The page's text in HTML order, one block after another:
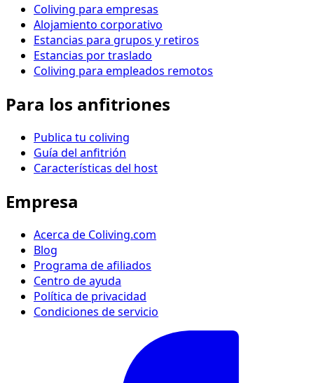
Coliving para empresas
Alojamiento corporativo
Estancias para grupos y retiros
Estancias por traslado
Coliving para empleados remotos
Para los anfitriones
Publica tu coliving
Guía del anfitrión
Características del host
Empresa
Acerca de Coliving.com
Blog
Programa de afiliados
Centro de ayuda
Política de privacidad
Condiciones de servicio